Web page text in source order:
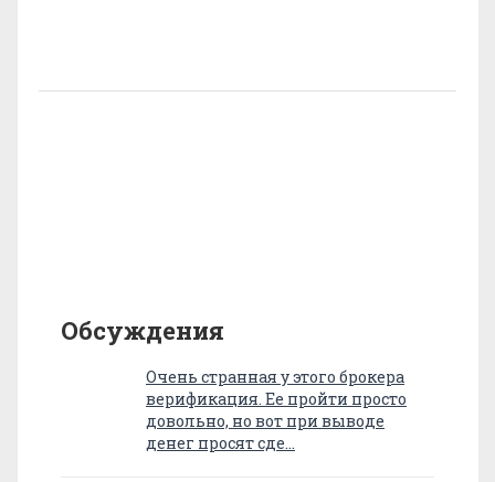
Обсуждения
Очень странная у этого брокера
верификация. Ее пройти просто
довольно, но вот при выводе
денег просят сде…